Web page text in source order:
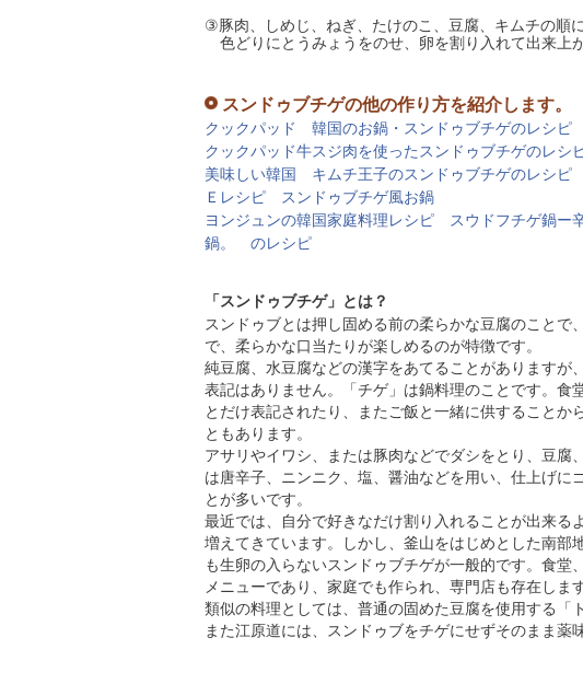
③豚肉、しめじ、ねぎ、たけのこ、豆腐、キムチの順
色どりにとうみょうをのせ、卵を割り入れて出来上
スンドゥブチゲの他の作り方を紹介します。
クックパッド 韓国のお鍋・スンドゥブチゲのレシピ
クックパッド牛スジ肉を使ったスンドゥブチゲのレシ
美味しい韓国 キムチ王子のスンドゥブチゲのレシピ
Ｅレシピ スンドゥブチゲ風お鍋
ヨンジュンの韓国家庭料理レシピ スウドフチゲ鍋ー
鍋。 のレシピ
「スンドゥブチゲ」とは？
スンドゥブとは押し固める前の柔らかな豆腐のことで
で、柔らかな口当たりが楽しめるのが特徴です。
純豆腐、水豆腐などの漢字をあてることがありますが
表記はありません。「チゲ」は鍋料理のことです。食
とだけ表記されたり、またご飯と一緒に供することか
ともあります。
アサリやイワシ、または豚肉などでダシをとり、豆腐
は唐辛子、ニンニク、塩、醤油などを用い、仕上げに
とが多いです。
最近では、自分で好きなだけ割り入れることが出来る
増えてきています。しかし、釜山をはじめとした南部
も生卵の入らないスンドゥブチゲが一般的です。食堂
メニューであり、家庭でも作られ、専門店も存在します
類似の料理としては、普通の固めた豆腐を使用する「
また江原道には、スンドゥブをチゲにせずそのまま薬